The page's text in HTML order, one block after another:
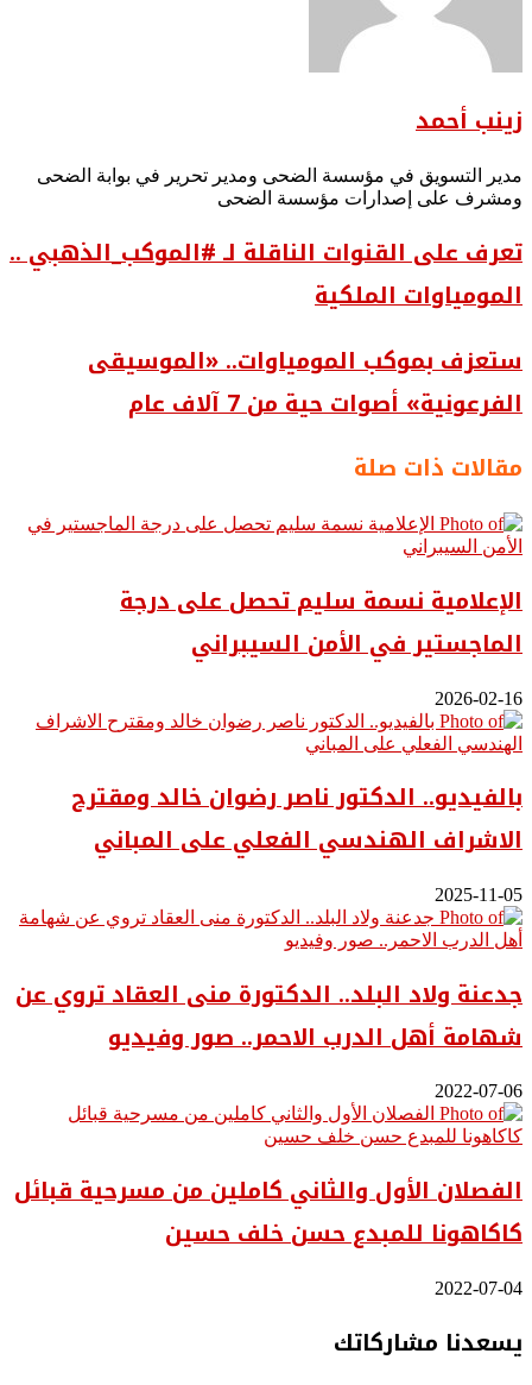
زينب أحمد
مدير التسويق في مؤسسة الضحى ومدير تحرير في بوابة الضحى
ومشرف على إصدارات مؤسسة الضحى
تعرف على القنوات الناقلة لـ #الموكب_الذهبي ..
المومياوات الملكية
ستعزف بموكب المومياوات.. «الموسيقى
الفرعونية» أصوات حية من 7 آلاف عام
مقالات ذات صلة
الإعلامية نسمة سليم تحصل على درجة
الماجستير في الأمن السيبراني
2026-02-16
بالفيديو.. ‎الدكتور ناصر رضوان خالد ومقترح
الاشراف الهندسي الفعلي على المباني
2025-11-05
جدعنة ولاد البلد.. الدكتورة منى العقاد تروي عن
شهامة أهل الدرب الاحمر.. صور وفيديو
2022-07-06
الفصلان الأول والثاني كاملين من مسرحية قبائل
كاكاهونا للمبدع حسن خلف حسين
2022-07-04
يسعدنا مشاركاتك